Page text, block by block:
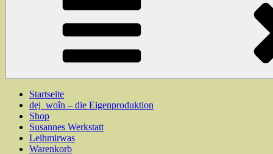
Startseite
dej_woîn – die Eigenproduktion
Shop
Susannes Werkstatt
Leihmirwas
Warenkorb